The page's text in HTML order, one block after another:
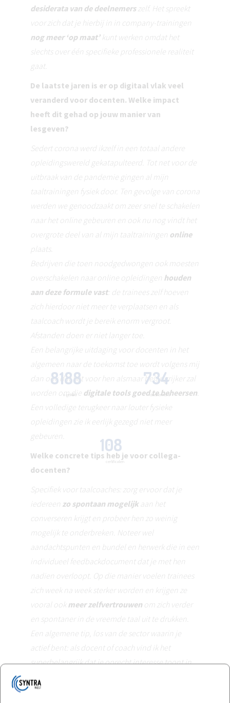
desiderata van de deelnemerszelf. Het spreekt
voor zich dat je hierbij in in company-trainingen
nog meer ‘op maat’kunt werken omdat het
slechts over één specifieke professionele realiteit
gaat.
De laatste jaren is er op digitaal vlak veel
veranderd voor docenten. Welke impact
heeft dit gehad op jouw manier van
lesgeven?
Sedert corona werd ikzelf in een totaal andere
opleidingswereld gekatapulteerd. Tot net voor de
uitbraak van de pandemie gingen al mijn
taaltrainingen fysiek door. Ten gevolge van corona
werden we genoodzaakt om zeer snel te schakelen
naar het online gebeuren en ook nu nog vindt het
overgrote deel van al mijn taaltrainingen online
plaats.
Bedrijven die toen noodgedwongen ook moesten
overschakelen naar online opleidingen houden
aan deze formule vast: de trainees zelf hoeven
zich hierdoor niet meer te verplaatsen en als
taalcoach wordt je bereik enorm vergroot.
Afstanden doen er niet langer toe.
Een belangrijke uitdaging voor docenten in het
algemeen naar de toekomst toe wordt volgens mij
dan ook dat het voor hen alsmaar belangrijker zal
worden om die digitale tools goed te beheersen.
Een volledige terugkeer naar louter fysieke
opleidingen zie ik eerlijk gezegd niet meer
gebeuren.
Welke concrete tips heb je voor collega-
docenten?
Specifiek voor taalcoaches: zorg ervoor dat je
iedereen zo spontaan mogelijkaan het
converseren krijgt en probeer hen zo weinig
mogelijk te onderbreken. Noteer wel
aandachtspunten en bundel en herwerk die in een
individueel feedbackdocument dat je met hen
nadien overloopt. Op die manier voelen trainees
zich week na week sterker worden en krijgen ze
vooral ook meer zelfvertrouwen om zich verder
en spontaner in de vreemde taal uit te drukken.
Een algemene tip, los van de sector waarin je
actief bent: als docent of coach vind ik het
superbelangrijk dat je oprecht interesse toont in
hun
8188
x geklikt
734
deelnemers
108
certificaten